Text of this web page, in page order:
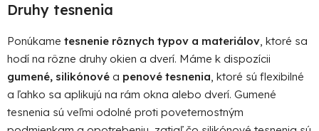
i
s
u
Druhy tesnenia
Ponúkame tesnenie rôznych typov a materiálov, ktoré sa
hodí na rôzne druhy okien a dverí. Máme k dispozícii
gumené, silikónové a penové tesnenia, ktoré sú flexibilné
a ľahko sa aplikujú na rám okna alebo dverí. Gumené
tesnenia sú veľmi odolné proti poveternostným